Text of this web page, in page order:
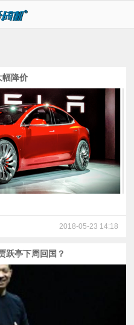
幅降价
2018-05-23 14:18
跃亭下周回国？